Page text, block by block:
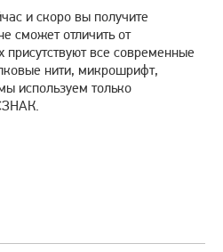
и скоро вы получите
сможет отличить от
все современные
нити, микрошрифт,
используем только